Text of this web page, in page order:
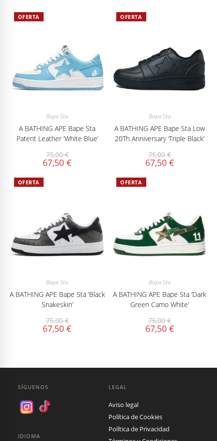
OFERTA
Bape Sta
A BATHING APE Bape Sta
Patent Leather ‘White Blue’
75,00€
67,50€
OFERTA
Bape Sta
A BATHING APE Bape Sta Low
20Th Anniversary ‘Triple Black’
75,00€
67,50 €
OFERTA
Bape Sta
A BATHING APE Bape Sta ‘Black
Snakeskin’
75,00€
67,50€
OFERTA
Bape Sta
A BATHING APE Bape Sta ‘Dark
Green Camo White’
75,00€
67,50 €
SÍGUENOS
IDIOMA
LEGAL
Aviso legal
Política de Cookies
Política de Privacidad